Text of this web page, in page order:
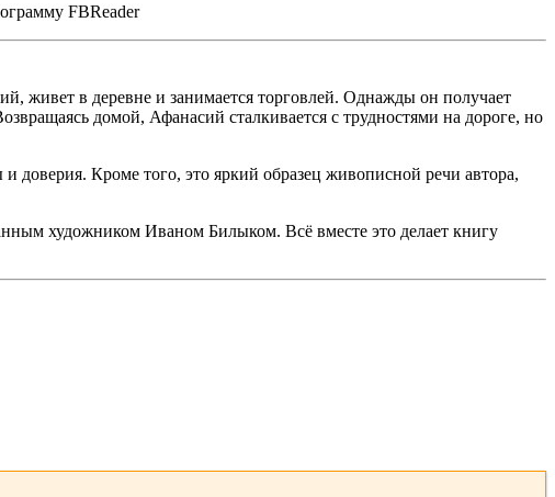
FBReader
живет в деревне и занимается торговлей. Однажды он получает
домой, Афанасий сталкивается с трудностями на дороге, но
Кроме того, это яркий образец живописной речи автора,
художником Иваном Билыком. Всё вместе это делает книгу